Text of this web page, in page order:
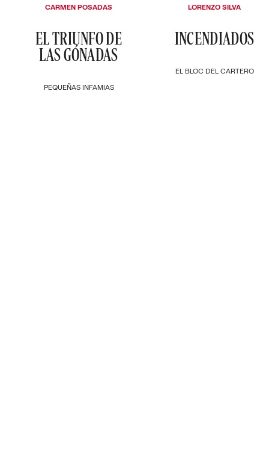
PEQUEÑAS INFAMIAS
EL TRIUNFO DE
LAS GÓNADAS
CARMEN POSADAS
EL BLOC DEL CARTERO
INCENDIADOS
LORENZO SILVA